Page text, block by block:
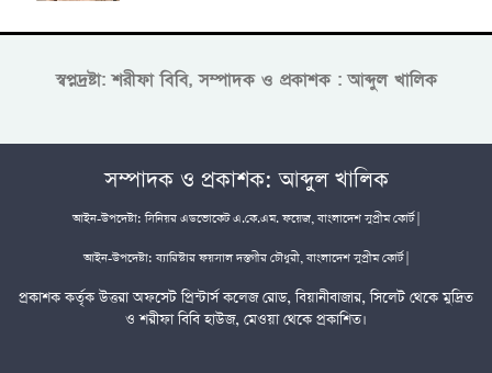
স্বপ্নদ্রষ্টা: শরীফা বিবি, সম্পাদক ও প্রকাশক : আব্দুল খালিক
সম্পাদক ও প্রকাশক: আব্দুল খালিক
আইন-উপদেষ্টা: সিনিয়র এডভোকেট এ.কে.এম. ফয়েজ, বাংলাদেশ সুপ্রীম কোর্ট |
আইন-উপদেষ্টা: ব্যারিস্টার ফয়সাল দস্তগীর চৌধুরী, বাংলাদেশ সুপ্রীম কোর্ট |
প্রকাশক কর্তৃক উত্তরা অফসেট প্রিন্টার্স কলেজ রোড, বিয়ানীবাজার, সিলেট থেকে মুদ্রিত
ও শরীফা বিবি হাউজ, মেওয়া থেকে প্রকাশিত।